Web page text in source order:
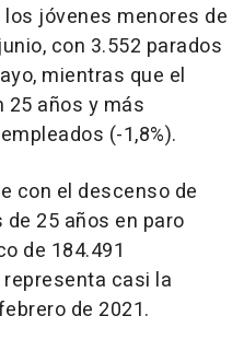
jóvenes menores de
con 3.552 parados
mientras que el
25 años y más
(-1,8%).
con el descenso de
25 años en paro
de 184.491
casi la
de 2021.